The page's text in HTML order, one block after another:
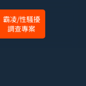
霸凌/性騷擾
調查專案